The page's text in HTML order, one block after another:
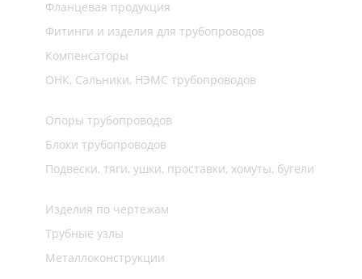
Фланцевая продукция
Фитинги и изделия для трубопроводов
Компенсаторы
ОНК, Сальники, НЭМС трубопроводов
Опоры трубопроводов
Блоки трубопроводов
Подвески, тяги, ушки, проставки, хомуты, бугели
Изделия по чертежам
Трубные узлы
Металлоконструкции